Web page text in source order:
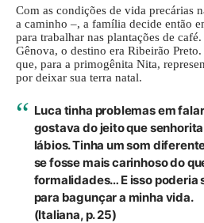
Com as condições de vida precárias
a caminho –, a família decide então
para trabalhar nas plantações de
Gênova, o destino era Ribeirão
que, para a primogênita Nita,
por deixar sua terra natal.
Luca tinha problemas em falar
gostava do jeito que
lábios. Tinha um som
se fosse mais carinhoso do
formalidades… E isso poderia
para bagunçar a minha vida.
(Italiana, p. 25)